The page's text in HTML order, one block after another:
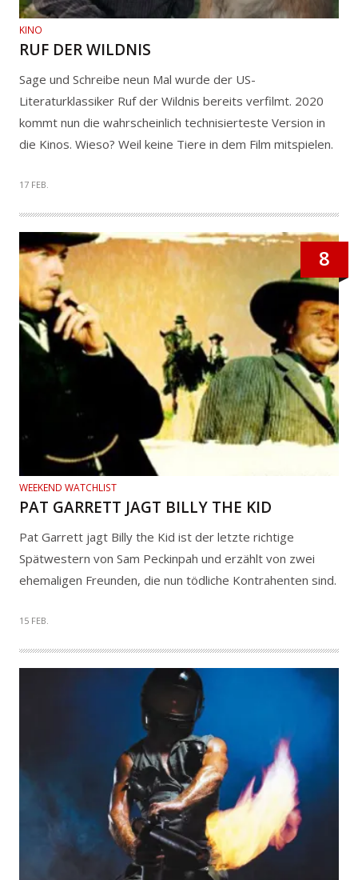
KINO
RUF DER WILDNIS
Sage und Schreibe neun Mal wurde der US-
Literaturklassiker Ruf der Wildnis bereits verfilmt. 2020
kommt nun die wahrscheinlich technisierteste Version in
die Kinos. Wieso? Weil keine Tiere in dem Film mitspielen.
17 FEB.
8
WEEKEND WATCHLIST
PAT GARRETT JAGT BILLY THE KID
Pat Garrett jagt Billy the Kid ist der letzte richtige
Spätwestern von Sam Peckinpah und erzählt von zwei
ehemaligen Freunden, die nun tödliche Kontrahenten sind.
15 FEB.